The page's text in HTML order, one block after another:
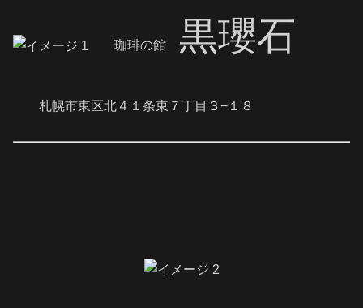
珈琲の館 黒瓔石
札幌市東区北４１条東７丁目３−１８